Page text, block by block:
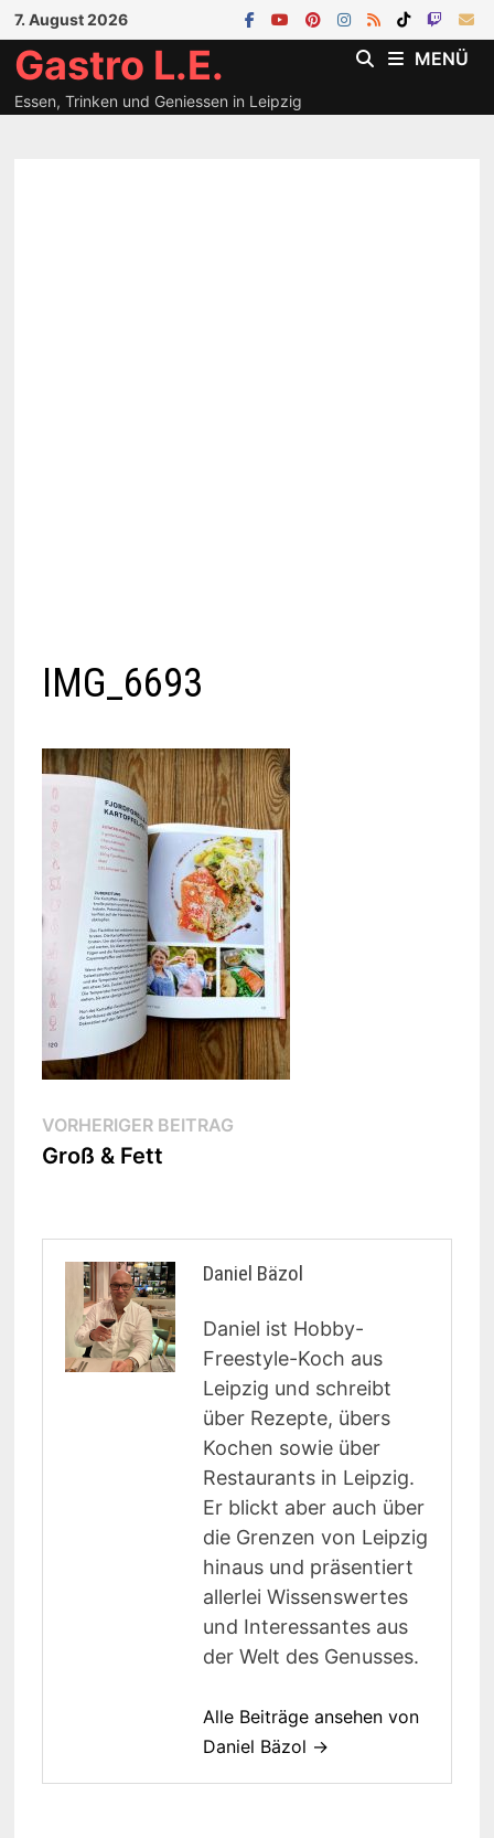
Zum
Inhalt
springen
7. August 2026
Gastro L.E.
Essen, Trinken und Geniessen in Leipzig
MENÜ
IMG_6693
Beitragsnavigation
VORHERIGER BEITRAGVorheriger
Groß & Fett
Daniel Bäzol
Daniel ist Hobby-
Freestyle-Koch aus
Leipzig und schreibt
über Rezepte, übers
Kochen sowie über
Restaurants in Leipzig.
Er blickt aber auch über
die Grenzen von Leipzig
hinaus und präsentiert
allerlei Wissenswertes
und Interessantes aus
der Welt des Genusses.
Alle Beiträge ansehen von
Daniel Bäzol →